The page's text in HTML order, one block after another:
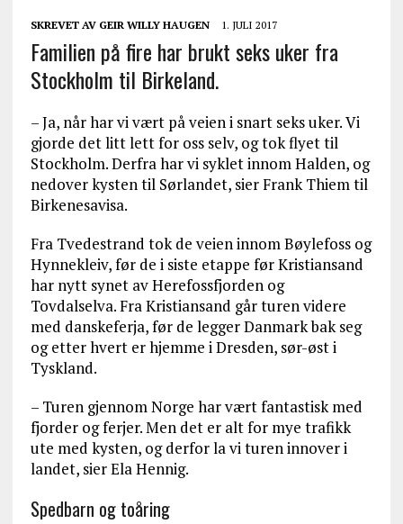
SKREVET AV GEIR WILLY HAUGEN 1. JULI 2017
Familien på fire har brukt seks uker fra
Stockholm til Birkeland.
– Ja, når har vi vært på veien i snart seks uker. Vi
gjorde det litt lett for oss selv, og tok flyet til
Stockholm. Derfra har vi syklet innom Halden, og
nedover kysten til Sørlandet, sier Frank Thiem til
Birkenesavisa.
Fra Tvedestrand tok de veien innom Bøylefoss og
Hynnekleiv, før de i siste etappe før Kristiansand
har nytt synet av Herefossfjorden og
Tovdalselva. Fra Kristiansand går turen videre
med danskeferja, før de legger Danmark bak seg
og etter hvert er hjemme i Dresden, sør-øst i
Tyskland.
– Turen gjennom Norge har vært fantastisk med
fjorder og ferjer. Men det er alt for mye trafikk
ute med kysten, og derfor la vi turen innover i
landet, sier Ela Hennig.
Spedbarn og toåring